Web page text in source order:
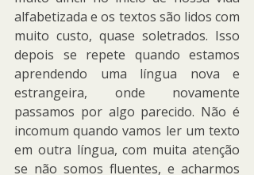
alfabetizada e os textos são lidos com
muito custo, quase soletrados. Isso
depois se repete quando estamos
aprendendo uma língua nova e
estrangeira, onde novamente
passamos por algo parecido. Não é
incomum quando vamos ler um texto
em outra língua, com muita atenção
se não somos fluentes, e acharmos